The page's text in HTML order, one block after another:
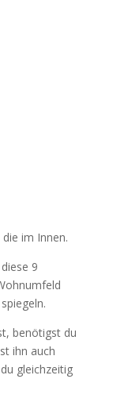
im Innen.
9
benötigst du
ihn auch
gleichzeitig